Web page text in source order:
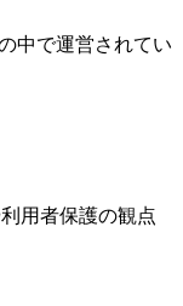
中で運営されてい
用者保護の観点